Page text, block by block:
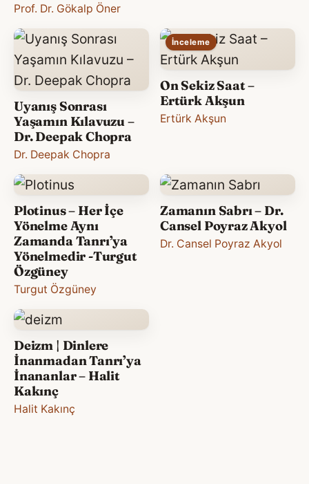
Prof. Dr. Gökalp Öner
Uyanış Sonrası
Yaşamın Kılavuzu –
Dr. Deepak Chopra
Dr. Deepak Chopra
İnceleme
On Sekiz Saat –
Ertürk Akşun
Ertürk Akşun
Plotinus – Her İçe
Yönelme Aynı
Zamanda Tanrı’ya
Yönelmedir -Turgut
Özgüney
Turgut Özgüney
Zamanın Sabrı – Dr.
Cansel Poyraz Akyol
Dr. Cansel Poyraz Akyol
Deizm | Dinlere
İnanmadan Tanrı’ya
İnananlar – Halit
Kakınç
Halit Kakınç